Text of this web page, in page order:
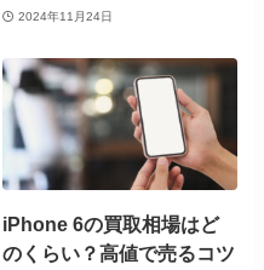
2024年11月24日
iPhone 6の買取相場はど
のくらい？高値で売るコツ